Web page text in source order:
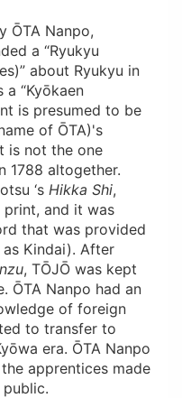
ŌTA Nanpo,
a “Ryukyu
about Ryukyu in
“Kyōkaen
is presumed to be
of ŌTA)'s
is not the one
1788 altogether.
‘s Hikka Shi,
print, and it was
that was provided
Kindai). After
, TŌJŌ was kept
ŌTA Nanpo had an
of foreign
to transfer to
era. ŌTA Nanpo
apprentices made